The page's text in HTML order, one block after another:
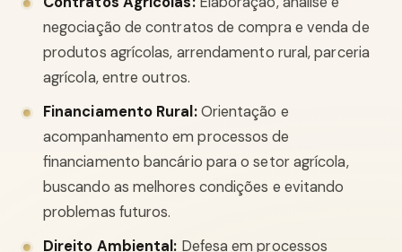
negociação de contratos de compra e venda de
produtos agrícolas, arrendamento rural, parceria
agrícola, entre outros.
Financiamento Rural:Orientação e
acompanhamento em processos de
financiamento bancário para o setor agrícola,
buscando as melhores condições e evitando
problemas futuros.
Direito Ambiental: Defesa em processos